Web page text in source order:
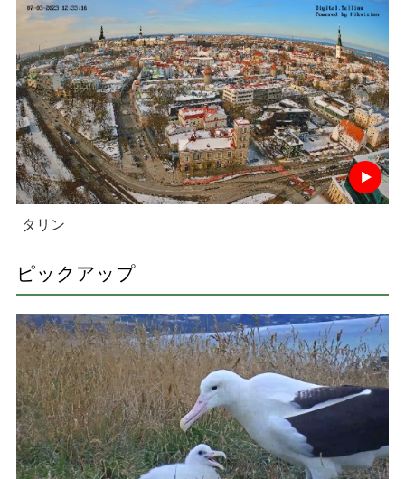
タリン
ピックアップ